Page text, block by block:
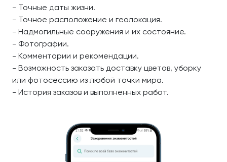
- Точные даты жизни.
- Точное расположение и геолокация.
- Надмогильные сооружения и их состояние.
- Фотографии.
- Комментарии и рекомендации.
- Возможность заказать доставку цветов, уборку
или фотосессию из любой точки мира.
- История заказов и выполненных работ.